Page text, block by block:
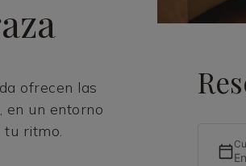
ofrecen las
en un entorno
tu ritmo.